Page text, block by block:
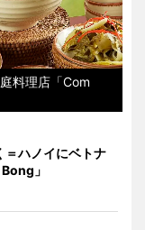
料理店「Com
＝ハノイにベトナ
」